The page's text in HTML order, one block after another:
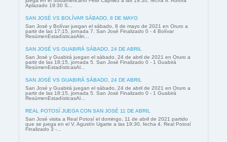
Aplazado 19:30 S...
SAN JOSÉ VS BOLÍVAR SÁBADO, 8 DE MAYO
San José y Bolívar juegan el sábado, 8 de mayo de 2021 en Oruro a
partir de las 17:15, jornada 7. San José Finalizado 0 - 4 Bolívar
ResúmenEstadísticasAlin...
SAN JOSÉ VS GUABIRÁ SÁBADO, 24 DE ABRIL
San José y Guabirá juegan el sábado, 24 de abril de 2021 en Oruro a
partir de las 18:15, jornada 5. San José Finalizado 0 - 1 Guabirá
ResúmenEstadísticasAl...
SAN JOSÉ VS GUABIRÁ SÁBADO, 24 DE ABRIL
San José y Guabirá juegan el sábado, 24 de abril de 2021 en Oruro a
partir de las 18:15, jornada 5. San José Finalizado 0 - 1 Guabirá
ResúmenEstadísticasAl...
REAL POTOSÍ JUEGA CON SAN JOSÉ 11 DE ABRIL
San José visita a Real Potosí el domingo, 11 de abril de 2021 partido
que se juega en el V. Agustín Ugarte a las 19:30, fecha 4. Real Potosí
Finalizado 3 -...